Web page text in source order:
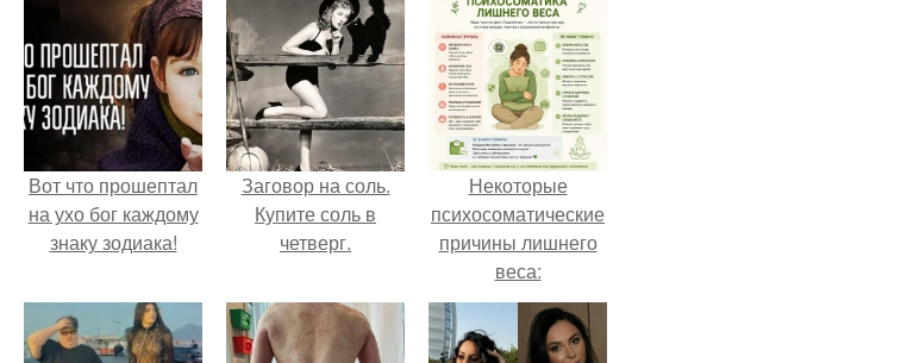
Вот что прошептал
на ухо бог каждому
знаку зодиака!
Заговор на соль.
Купите соль в
четверг.
Некоторые
психосоматические
причины лишнего
веса: